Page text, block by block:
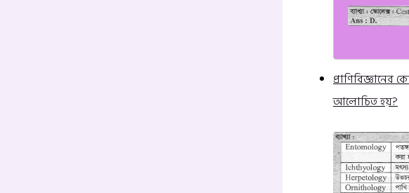
প্রাণিবিজ্ঞানের
আলোচিত হয়?